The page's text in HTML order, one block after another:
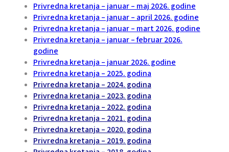
Privredna kretanja – januar – maj 2026. godine
Privredna kretanja – januar – april 2026. godine
Privredna kretanja – januar – mart 2026. godine
Privredna kretanja – januar – februar 2026.
godine
Privredna kretanja – januar 2026. godine
Privredna kretanja – 2025. godina
Privredna kretanja – 2024. godina
Privredna kretanja – 2023. godina
Privredna kretanja – 2022. godina
Privredna kretanja – 2021. godina
Privredna kretanja – 2020. godina
Privredna kretanja – 2019. godina